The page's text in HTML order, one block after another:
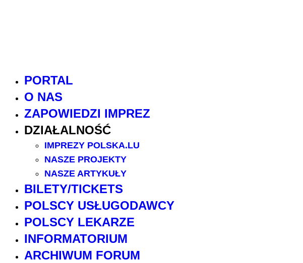
PORTAL
O NAS
ZAPOWIEDZI IMPREZ
DZIAŁALNOŚĆ
IMPREZY POLSKA.LU
NASZE PROJEKTY
NASZE ARTYKUŁY
BILETY/TICKETS
POLSCY USŁUGODAWCY
POLSCY LEKARZE
INFORMATORIUM
ARCHIWUM FORUM